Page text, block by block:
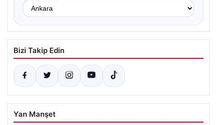
Bizi Takip Edin
Yan Manşet